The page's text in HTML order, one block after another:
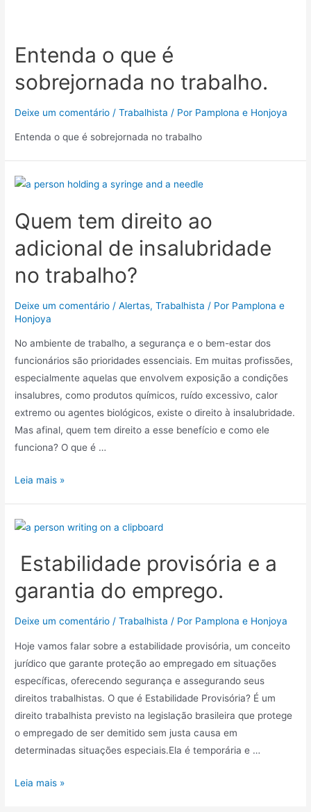
Entenda o que é
sobrejornada no trabalho.
Deixe um comentário /Trabalhista / Por Pamplona e Honjoya
Entenda o que é sobrejornada no trabalho
Quem tem direito ao
adicional de insalubridade
no trabalho?
Deixe um comentário /Alertas,Trabalhista / Por Pamplona e
Honjoya
No ambiente de trabalho, a segurança e o bem-estar dos
funcionários são prioridades essenciais. Em muitas profissões,
especialmente aquelas que envolvem exposição a condições
insalubres, como produtos químicos, ruído excessivo, calor
extremo ou agentes biológicos, existe o direito à insalubridade.
Mas afinal, quem tem direito a esse benefício e como ele
funciona? O que é …
Leia mais »
Estabilidade provisória e a
garantia do emprego.
Deixe um comentário /Trabalhista / Por Pamplona e Honjoya
Hoje vamos falar sobre a estabilidade provisória, um conceito
jurídico que garante proteção ao empregado em situações
específicas, oferecendo segurança e assegurando seus
direitos trabalhistas. O que é Estabilidade Provisória? É um
direito trabalhista previsto na legislação brasileira que protege
o empregado de ser demitido sem justa causa em
determinadas situações especiais.Ela é temporária e …
Leia mais »